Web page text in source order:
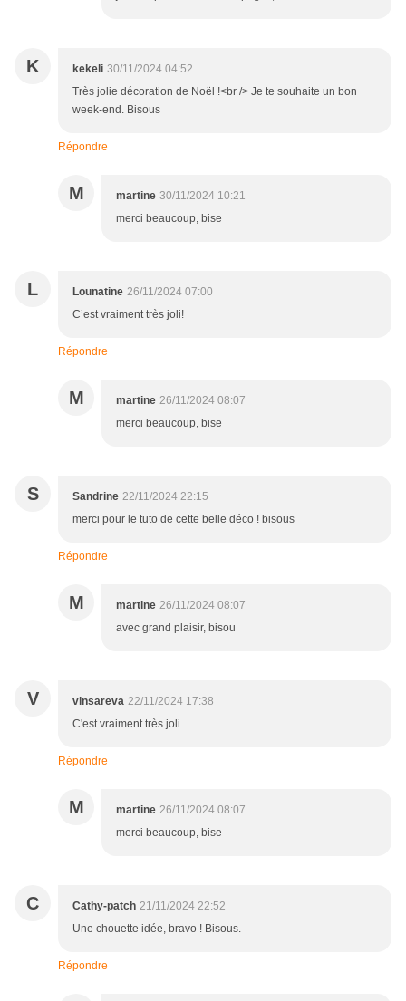
K kekeli 30/11/2024 04:52
Très jolie décoration de Noël !<br /> Je te souhaite un bon
week-end. Bisous
Répondre
M martine 30/11/2024 10:21
merci beaucoup, bise
L Lounatine 26/11/2024 07:00
C’est vraiment très joli!
Répondre
M martine 26/11/2024 08:07
merci beaucoup, bise
S Sandrine 22/11/2024 22:15
merci pour le tuto de cette belle déco ! bisous
Répondre
M martine 26/11/2024 08:07
avec grand plaisir, bisou
V vinsareva 22/11/2024 17:38
C'est vraiment très joli.
Répondre
M martine 26/11/2024 08:07
merci beaucoup, bise
C Cathy-patch 21/11/2024 22:52
Une chouette idée, bravo ! Bisous.
Répondre